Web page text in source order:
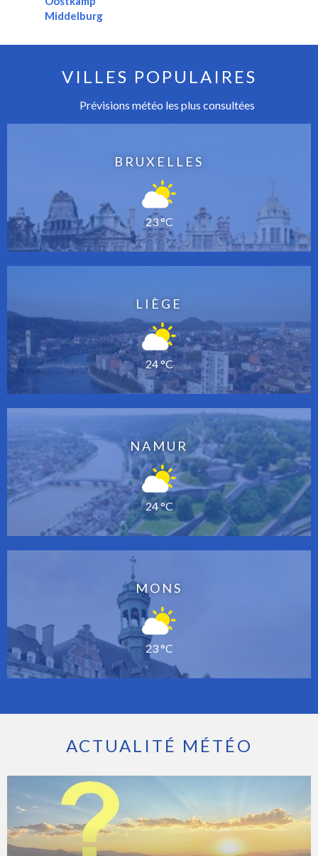
Middelburg
VILLES POPULAIRES
Prévisions météo les plus consultées
BRUXELLES
23 °C
LIÈGE
24 °C
NAMUR
24 °C
MONS
23 °C
ACTUALITÉ MÉTÉO